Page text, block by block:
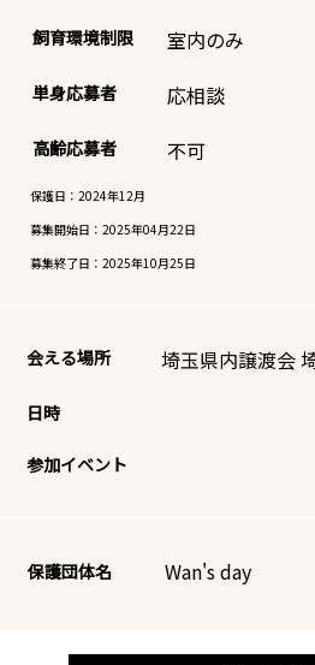
飼育環境制限 室内のみ
単身応募者 応相談
高齢応募者 不可
保護日：2024年12月
募集開始日： 2025年04月22日
募集終了日： 2025年10月25日
会える場所 埼玉県内譲渡会
日時
参加イベント
保護団体名 Wan's day